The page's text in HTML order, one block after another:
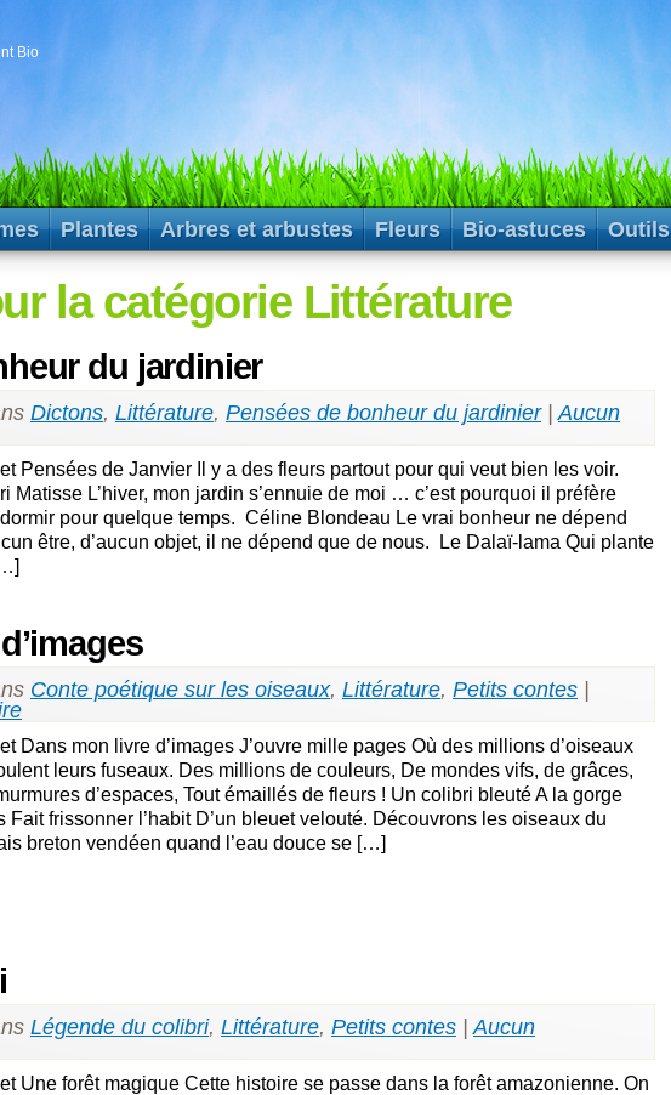
Bio
Plantes Arbres et arbustes Fleurs Bio-astuces Outils
la catégorie Littérature
du jardinier
Dictons, Littérature, Pensées de bonheur du jardinier|Aucun
Pensées de Janvier Il y a des fleurs partout pour qui veut bien les voir.
Matisse L’hiver, mon jardin s’ennuie de moi … c’est pourquoi il préfère
pour quelque temps. Céline Blondeau Le vrai bonheur ne dépend
être, d’aucun objet, il ne dépend que de nous. Le Dalaï-lama Qui plante
Conte poétique sur les oiseaux, Littérature, Petits contes
Dans mon livre d’images J’ouvre mille pages Où des millions d’oiseaux
leurs fuseaux. Des millions de couleurs, De mondes vifs, de grâces,
d’espaces, Tout émaillés de fleurs ! Un colibri bleuté A la gorge
Fait frissonner l’habit D’un bleuet velouté. Découvrons les oiseaux du
breton vendéen quand l’eau douce se […]
Légende du colibri, Littérature, Petits contes | Aucun
Une forêt magique Cette histoire se passe dans la forêt amazonienne. On